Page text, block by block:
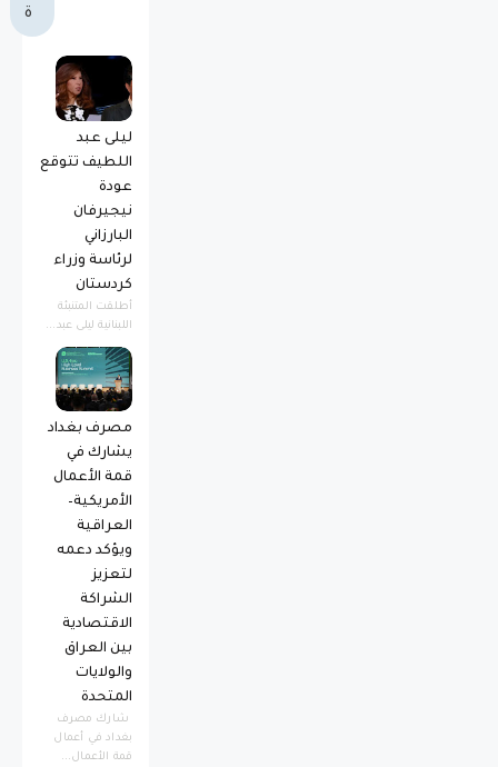
ة
ليلى عبد
اللطيف تتوقع
عودة
نيجيرفان
البارزاني
لرئاسة وزراء
كردستان
أطلقت المتنبئة
اللبنانية ليلى عبد...
مصرف بغداد
يشارك في
قمة الأعمال
الأمريكية–
العراقية
ويؤكد دعمه
لتعزيز
الشراكة
الاقتصادية
بين العراق
والولايات
المتحدة
شارك مصرف
بغداد في أعمال
قمة الأعمال...